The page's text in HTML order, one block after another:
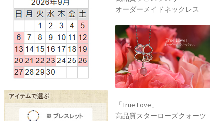
オーダーメイドネックレス
「True Love」
高品質スターローズクォーツ